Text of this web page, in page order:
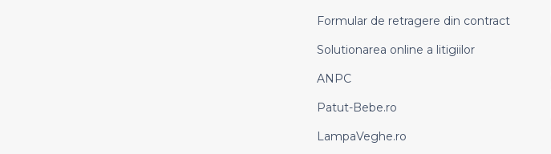
Formular de retragere din contract
Solutionarea online a litigiilor
ANPC
Patut-Bebe.ro
LampaVeghe.ro